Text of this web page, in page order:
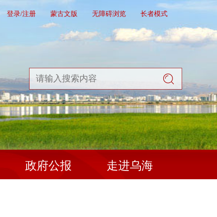
登录/注册 蒙古文版 无障碍浏览 长者模式
政府公报 走进乌海